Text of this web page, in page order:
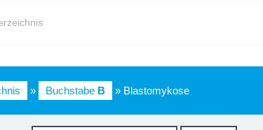
» Buchstabe B » Blastomykose